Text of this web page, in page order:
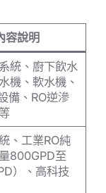
容說明
統、廚下飲水
機、軟水機、
備、RO逆滲
、工業RO純
800GPD至
）、高科技